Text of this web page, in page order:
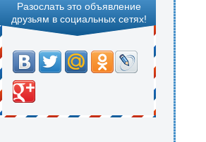
Разослать это объявление
друзьям в социальных сетях!